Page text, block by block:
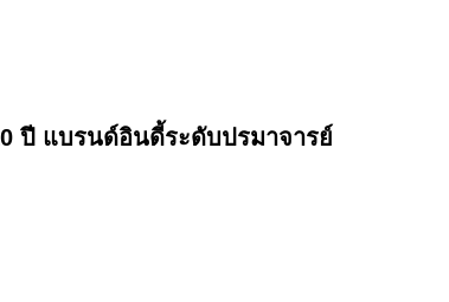
ปี แบรนด์อินดี้ระดับปรมาจารย์